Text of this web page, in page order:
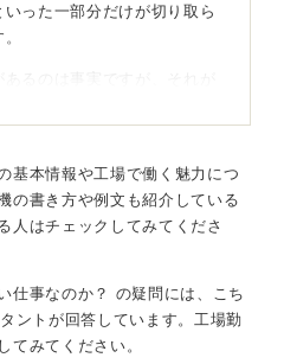
った一部分だけが切り取ら
るのは事実ですが、それが
な作業は苦痛に感じるかも
とに黙々と集中するのが得
適でストレスの少ない職場
NG！ アルバイトなどで体
基本情報や工場で働く魅力につ
の書き方や例文も紹介している
人はチェックしてみてくださ
仕事なのか？ の疑問には、こち
ントが回答しています。工場勤
てみてください。